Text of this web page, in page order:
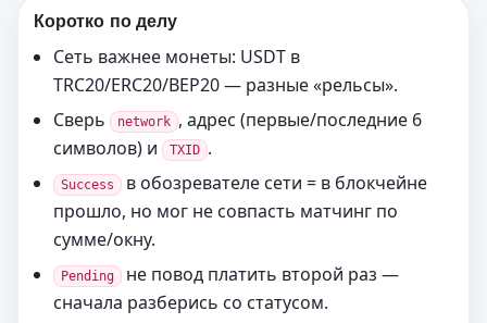
Коротко по делу
Сеть важнее монеты: USDT в
TRC20/ERC20/BEP20 — разные «рельсы».
Сверь
network , адрес (первые/последние 6
символов) и
TXID .
Success
в обозревателе сети = в блокчейне
прошло, но мог не совпасть матчинг по
сумме/окну.
Pending
не повод платить второй раз —
сначала разберись со статусом.